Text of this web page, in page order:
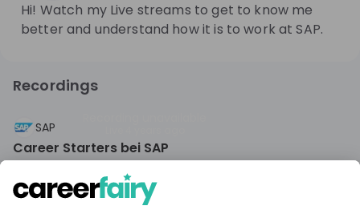
Hi! Watch my Live streams to get to know me
better and understand how it is to work at SAP.
Recordings
SAP
Career Starters bei SAP
Das SAP Career Starters Programm legt den
idealen Grundstein für eine weitere berufliche